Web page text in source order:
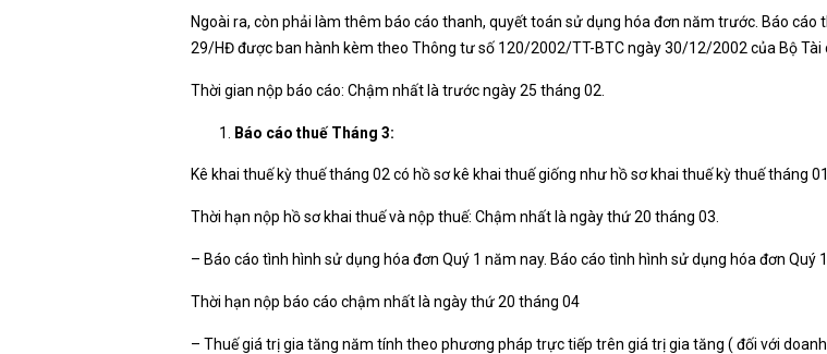
Ngoài ra, còn phải làm thêm báo cáo thanh, quyết toán sử dụng hóa đơn năm trước. Báo
29/HĐ được ban hành kèm theo Thông tư số 120/2002/TT-BTC ngày 30/12/2002 của Bộ Tài
Thời gian nộp báo cáo: Chậm nhất là trước ngày 25 tháng 02.
Báo cáo thuế Tháng 3:
Kê khai thuế kỳ thuế tháng 02 có hồ sơ kê khai thuế giống như hồ sơ khai thuế kỳ thuế tháng 01.
Thời hạn nộp hồ sơ khai thuế và nộp thuế: Chậm nhất là ngày thứ 20 tháng 03.
– Báo cáo tình hình sử dụng hóa đơn Quý 1 năm nay. Báo cáo tình hình sử dụng hóa đơn Quý
Thời hạn nộp báo cáo chậm nhất là ngày thứ 20 tháng 04
– Thuế giá trị gia tăng năm tính theo phương pháp trực tiếp trên giá trị gia tăng ( đối với